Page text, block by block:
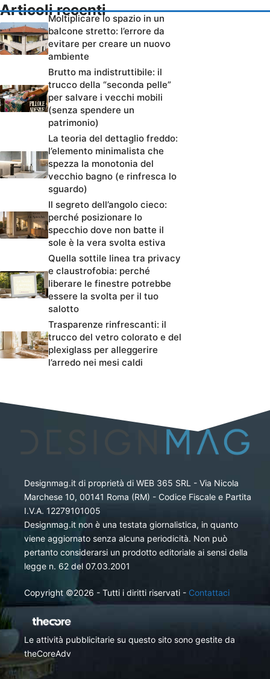
Articoli recenti
Moltiplicare lo spazio in un
balcone stretto: l’errore da
evitare per creare un nuovo
ambiente
Brutto ma indistruttibile: il
trucco della “seconda pelle”
per salvare i vecchi mobili
(senza spendere un
patrimonio)
La teoria del dettaglio freddo:
l’elemento minimalista che
spezza la monotonia del
vecchio bagno (e rinfresca lo
sguardo)
Il segreto dell’angolo cieco:
perché posizionare lo
specchio dove non batte il
sole è la vera svolta estiva
Quella sottile linea tra privacy
e claustrofobia: perché
liberare le finestre potrebbe
essere la svolta per il tuo
salotto
Trasparenze rinfrescanti: il
trucco del vetro colorato e del
plexiglass per alleggerire
l’arredo nei mesi caldi
Designmag.it di proprietà di WEB 365 SRL - Via Nicola
Marchese 10, 00141 Roma (RM) - Codice Fiscale e Partita
I.V.A. 12279101005
Designmag.it non è una testata giornalistica, in quanto
viene aggiornato senza alcuna periodicità. Non può
pertanto considerarsi un prodotto editoriale ai sensi della
legge n. 62 del 07.03.2001
Copyright ©2026 - Tutti i diritti riservati - Contattaci
Le attività pubblicitarie su questo sito sono gestite da
theCoreAdv